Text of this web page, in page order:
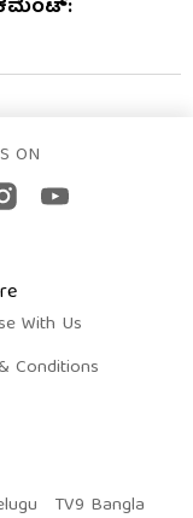
ಕಮೆಂಟ್:
ON
With Us
Conditions
TV9 Bangla